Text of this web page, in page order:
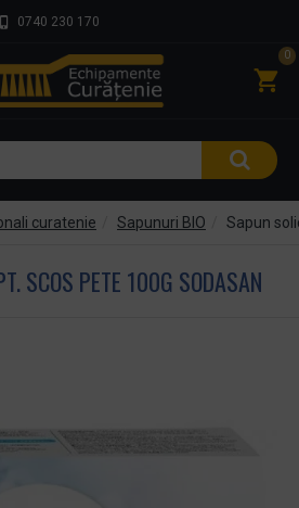
0740 230 170
0
curatenie Sapunuri BIO Sapun
SCOS PETE 100G SODASAN